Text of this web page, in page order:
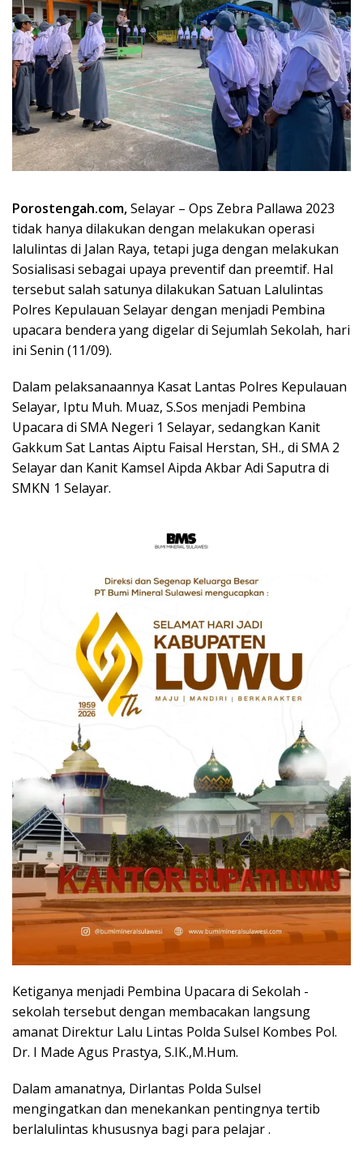
Porostengah.com,Selayar – Ops Zebra Pallawa 2023
tidak hanya dilakukan dengan melakukan operasi
lalulintas di Jalan Raya, tetapi juga dengan melakukan
Sosialisasi sebagai upaya preventif dan preemtif. Hal
tersebut salah satunya dilakukan Satuan Lalulintas
Polres Kepulauan Selayar dengan menjadi Pembina
upacara bendera yang digelar di Sejumlah Sekolah, hari
ini Senin (11/09).
Dalam pelaksanaannya Kasat Lantas Polres Kepulauan
Selayar, Iptu Muh. Muaz, S.Sos menjadi Pembina
Upacara di SMA Negeri 1 Selayar, sedangkan Kanit
Gakkum Sat Lantas Aiptu Faisal Herstan, SH., di SMA 2
Selayar dan Kanit Kamsel Aipda Akbar Adi Saputra di
SMKN 1 Selayar.
Ketiganya menjadi Pembina Upacara di Sekolah -
sekolah tersebut dengan membacakan langsung
amanat Direktur Lalu Lintas Polda Sulsel Kombes Pol.
Dr. I Made Agus Prastya, S.IK.,M.Hum.
Dalam amanatnya, Dirlantas Polda Sulsel
mengingatkan dan menekankan pentingnya tertib
berlalulintas khususnya bagi para pelajar .